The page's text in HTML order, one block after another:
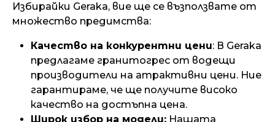
Избирайки Geraka, вие ще се възползвате от
множество предимства:
Качество на конкурентни цени: В Geraka
предлагаме гранитогрес от водещи
производители на атрактивни цени. Ние
гарантираме, че ще получите високо
качество на достъпна цена.
Широк избор на модели: Нашата